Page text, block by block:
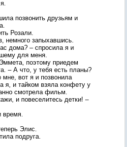
позвонить друзьям и
Розали.
немного запыхавшись.
дома? – спросила я и
для меня.
поэтому приедем
– А что, у тебя есть планы?
вот я и позвонила
я, и тайком взяла конфету у
смотрела фильм.
и повеселитесь детки! –
время.
Элис.
подруга.